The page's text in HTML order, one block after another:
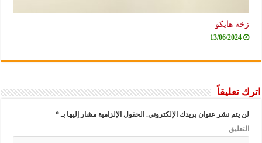
زخة هايكو
13/06/2024
اترك تعليقاً
لن يتم نشر عنوان بريدك الإلكتروني. الحقول الإلزامية مشار إليها بـ*
التعليق